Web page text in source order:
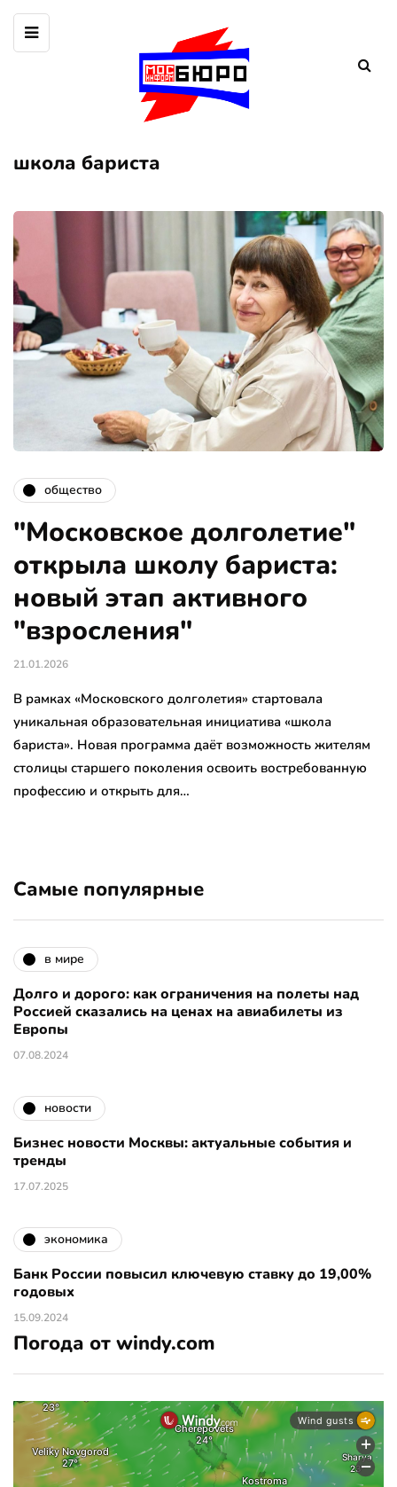
школа бариста
общество
"Московское долголетие"
открыла школу бариста:
новый этап активного
"взросления"
21.01.2026
В рамках «Московского долголетия» стартовала
уникальная образовательная инициатива «школа
бариста». Новая программа даёт возможность жителям
столицы старшего поколения освоить востребованную
профессию и открыть для…
Самые популярные
в мире
Долго и дорого: как ограничения на полеты над
Россией сказались на ценах на авиабилеты из
Европы
07.08.2024
новости
Бизнес новости Москвы: актуальные события и
тренды
17.07.2025
экономика
Банк России повысил ключевую ставку до 19,00%
годовых
15.09.2024
Погода от windy.com